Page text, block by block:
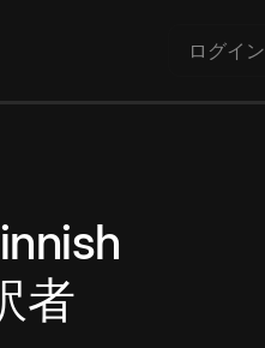
ログイン
者